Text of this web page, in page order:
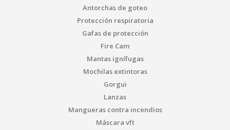
Antorchas de goteo
Protección respiratoria
Gafas de protección
Fire Cam
Mantas ignífugas
Mochilas extintoras
Gorgui
Lanzas
Mangueras contra incendios
Máscara vft